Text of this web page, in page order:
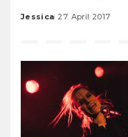
Posted
Jessica 27. April 2017